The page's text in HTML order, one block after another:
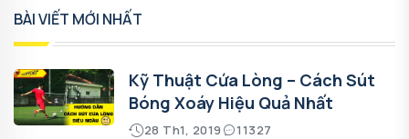
BÀI VIẾT MỚI NHẤT
Kỹ Thuật Cứa Lòng – Cách Sút
Bóng Xoáy Hiệu Quả Nhất
28 Th1, 2019 11327